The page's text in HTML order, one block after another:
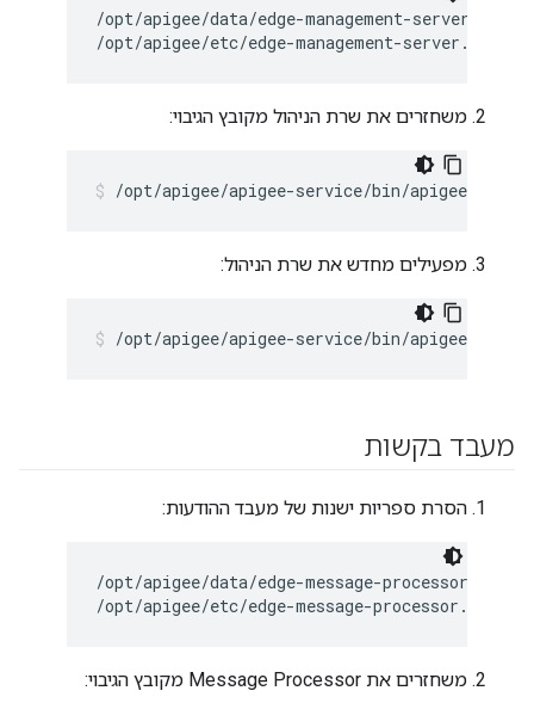
/opt/apigee/data/edge-management-server
/opt/apigee/etc/edge-management-server.d
משחזרים את שרת הניהול מקובץ הגיבוי:
/opt/apigee/apigee-service/bin/apigee-
מפעילים מחדש את שרת הניהול:
/opt/apigee/apigee-service/bin/apigee-
מעבד בקשות
הסרת ספריות ישנות של מעבד ההודעות:
/opt/apigee/data/edge-message-processor
/opt/apigee/etc/edge-message-processor.d
משחזרים את Message Processor מקובץ הגיבוי: